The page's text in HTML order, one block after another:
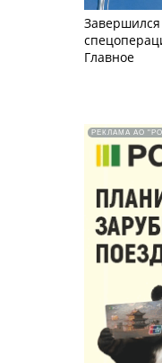
Главное
РЕКЛАМА АО